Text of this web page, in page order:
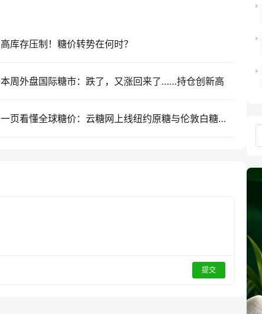
高库存压制！糖价转势在何时？
本周外盘国际糖市：跌了，又涨回来了……持仓创新高
一页看懂全球糖价：云糖网上线纽约原糖与伦敦白糖期货数据中心
提交